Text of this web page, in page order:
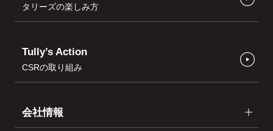
タリーズの楽しみ方
Tully’s Action
CSRの取り組み
会社情報